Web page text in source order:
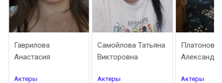
Гаврилова
Анастасия
Актеры
Самойлова Татьяна
Викторовна
Актеры
Платонова
Александра
Актеры